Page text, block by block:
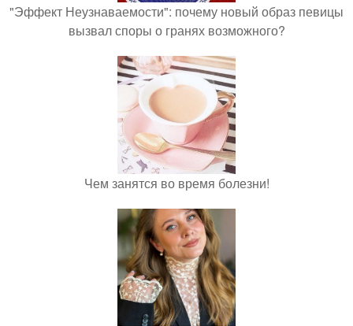
"Эффект Неузнаваемости": почему новый образ певицы
вызвал споры о гранях возможного?
Чем занятся во время болезни!